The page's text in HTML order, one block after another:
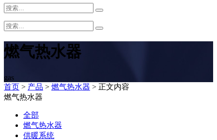
燃气热水器
gas
首页 > 产品 > 燃气热水器 > 正文内容
燃气热水器
全部
燃气热水器
供暖系统